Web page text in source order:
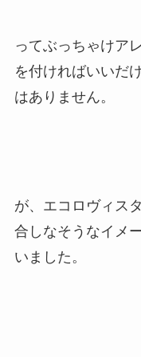
ってぶっちゃけア
を付ければいいだ
はありません。
が、エコロヴィス
合しなそうなイメ
いました。